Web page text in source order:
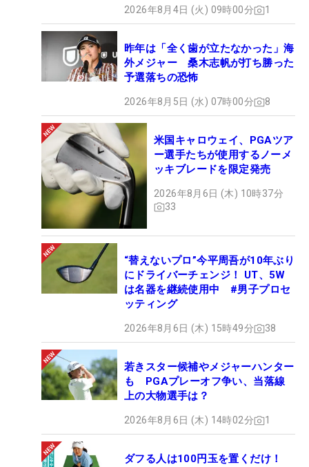
2026年8月4日 (火) 09時00分 1
昨年は「全く歯が立たなかった」海
外メジャー 桑木志帆が打ち勝った
予選落ちの恐怖
2026年8月5日 (水) 07時00分 8
米国キャロウェイ、PGAツア
ー選手たちが使用するノーメ
ッキブレードを限定発売
2026年8月6日 (木) 10時37分
33
“替えないプロ”今平周吾が10年ぶり
にドライバーチェンジ！ UT、5W
は名器を継続使用中 #男子プロセ
ッティング
2026年8月6日 (木) 15時49分 38
若きスター候補やメジャーハンター
も PGAプレーオフ争い、当落線
上の大物選手は？
2026年8月6日 (木) 14時02分 1
ダフる人は100円玉を置くだけ！